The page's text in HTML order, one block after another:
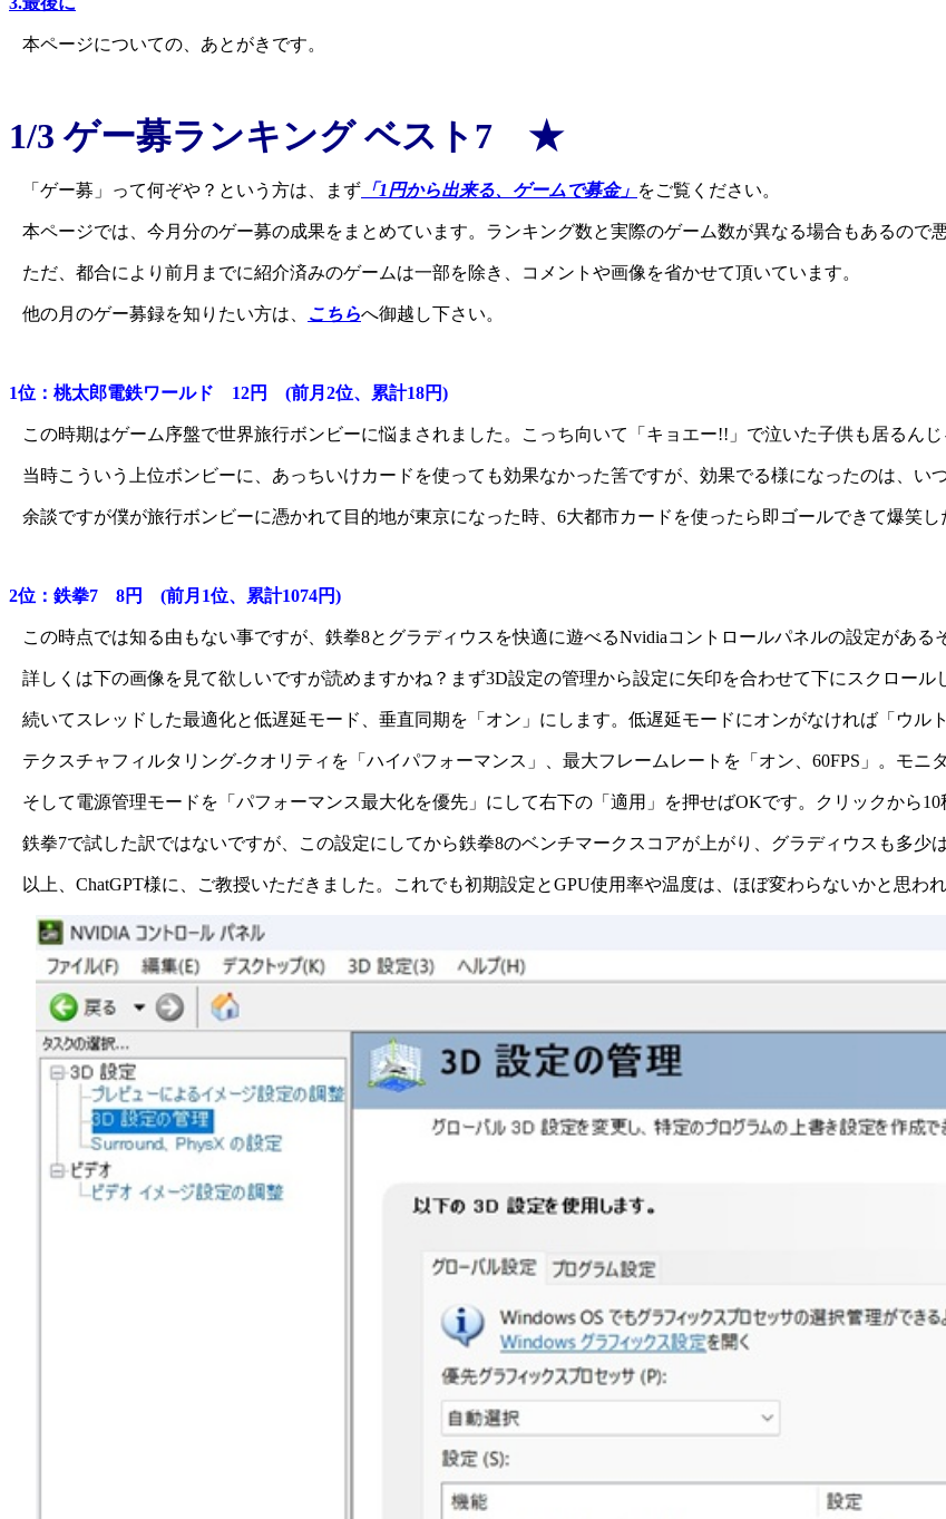
本ページについての、あとがきです。
1/3 ゲー募ランキング ベスト7 ★
「ゲー募」って何ぞや？という方は、まず 「1円から出来る、ゲームで募金」 をご覧ください。
本ページでは、今月分のゲー募の成果をまとめています。ランキング数と実際のゲーム数が異なる場合もあるので悪
ただ、都合により前月までに紹介済みのゲームは一部を除き、コメントや画像を省かせて頂いています。
他の月のゲー募録を知りたい方は、 こちらへ御越し下さい。
1位：桃太郎電鉄ワールド 12円 (前月2位、累計18円)
この時期はゲーム序盤で世界旅行ボンビーに悩まされました。こっち向いて「キョエー!!」で泣いた子供も居るんじ
当時こういう上位ボンビーに、あっちいけカードを使っても効果なかった筈ですが、効果でる様になったのは、い
余談ですが僕が旅行ボンビーに憑かれて目的地が東京になった時、6大都市カードを使ったら即ゴールできて爆笑し
2位：鉄拳7 8円 (前月1位、累計1074円)
この時点では知る由もない事ですが、鉄拳8とグラディウスを快適に遊べるNvidiaコントロールパネルの設定がある
詳しくは下の画像を見て欲しいですが読めますかね？まず3D設定の管理から設定に矢印を合わせて下にスクロール
続いてスレッドした最適化と低遅延モード、垂直同期を「オン」にします。低遅延モードにオンがなければ「ウル
テクスチャフィルタリング-クオリティを「ハイパフォーマンス」、最大フレームレートを「オン、60FPS」。モニ
そして電源管理モードを「パフォーマンス最大化を優先」にして右下の「適用」を押せばOKです。クリックから10
鉄拳7で試した訳ではないですが、この設定にしてから鉄拳8のベンチマークスコアが上がり、グラディウスも多少は
以上、ChatGPT様に、ご教授いただきました。これでも初期設定とGPU使用率や温度は、ほぼ変わらないかと思われ